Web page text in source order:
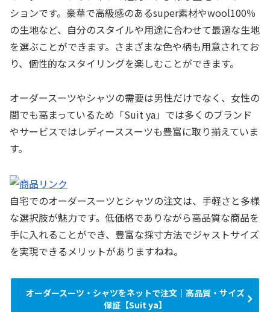
ションです。豪華で高級感のあるsuper素材やwool100％
の生地など、自分のスタイルや用途に合わせて最適な生地
を選ぶことができます。さまざまな色や柄も用意されてお
り、個性的なスタイリングを楽しむことができます。
オーダースーツやシャツの需要は男性だけでなく、女性の
間でも高まっているため「Suit ya」では多くのブランド
やサービスではレディーススーツも豊富に取り揃えていま
す。
自宅でのオーダースーツとシャツの注文は、手軽さと多様
な選択肢が魅力です。低価格でありながら高品質な商品を
手に入れることができ、豊富な採寸方法でジャストサイズ
を実現できるメリットがありますねね。
オーダースーツ・シャツをネットで注文｜高品質・サイズ
保証【Suit ya】